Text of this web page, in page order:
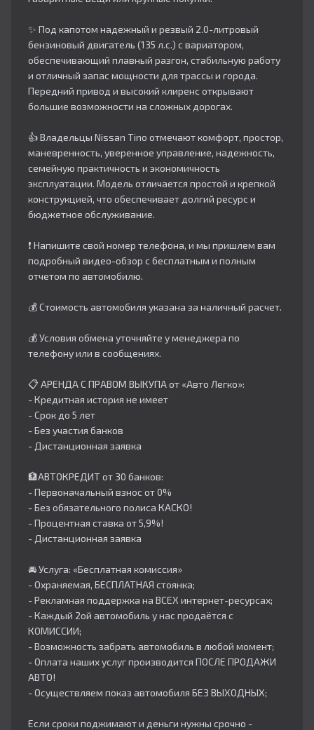
✨ Под капотом надежный и резвый 2.0-литровый
бензиновый двигатель (135 л.с.) с вариатором,
обеспечивающий плавный разгон, стабильную работу
и отличный запас мощности для трассы и города.
Передний привод и высокий клиренс открывают
большие возможности на сложных дорогах.
👍 Владельцы Nissan Tino отмечают комфорт, простор,
маневренность, уверенное управление, надежность,
семейную практичность и экономичность
эксплуатации. Модель отличается простой и крепкой
конструкцией, что обеспечивает долгий ресурс и
бюджетное обслуживание.
❗ Напишите свой номер телефона, и мы пришлем вам
подробный видео-обзор с бесплатным и полным
отчетом по автомобилю.
💰 Стоимость автомобиля указана за наличный расчет.
💰 Условия обмена уточняйте у менеджера по
телефону или в сообщениях.
📋 АРЕНДА С ПРАВОМ ВЫКУПА от «Авто Легко»:
- Кредитная история не имеет
- Срок до 5 лет
- Без участия банков
- Дистанционная заявка
🏦АВТОКРЕДИТ от 30 банков:
- Первоначальный взнос от 0%
- Без обязательного полиса КАСКО!
- Процентная ставка от 5,9%!
- Дистанционная заявка
🚘 Услуга: «Бесплатная комиссия»
- Охраняемая, БЕСПЛАТНАЯ стоянка;
- Рекламная поддержка на ВСЕХ интернет-ресурсах;
- Каждый 2ой автомобиль у нас продаётся с
КОМИССИИ;
- Возможность забрать автомобиль в любой момент;
- Оплата наших услуг производится ПОСЛЕ ПРОДАЖИ
АВТО!
- Осуществляем показ автомобиля БЕЗ ВЫХОДНЫХ;
Если сроки поджимают и деньги нужны срочно -